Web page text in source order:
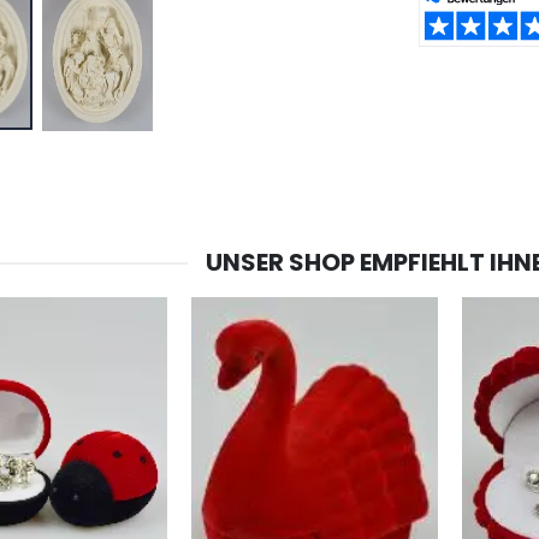
Bonbons Pfefferminz Pastillen mit Lourdes Wasser - 130g
€7.90
TEILEN:
UNSER SHOP EMPFIEHLT